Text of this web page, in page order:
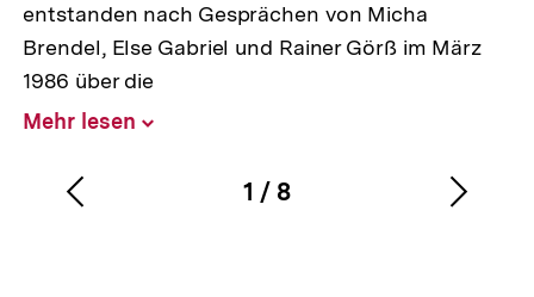
entstanden nach Gesprächen von Micha
Brendel, Else Gabriel und Rainer Görß im März
1986 über die
Mehr lesen
Karussellinhalt
1
von
/ 8
Vorherigen